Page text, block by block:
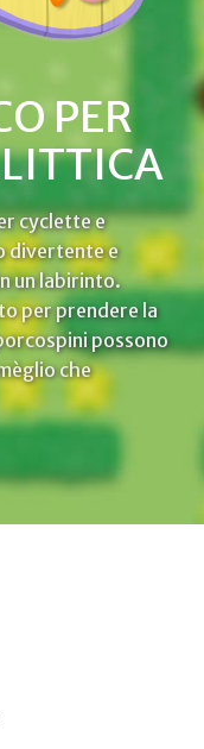
PER
cyclette e
divertente e
un labirinto.
per prendere la
possono
che